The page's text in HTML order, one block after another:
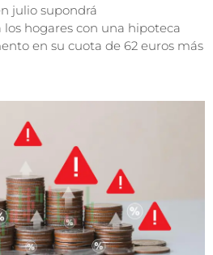
julio supondrá
hogares con una hipoteca
en su cuota de 62 euros más